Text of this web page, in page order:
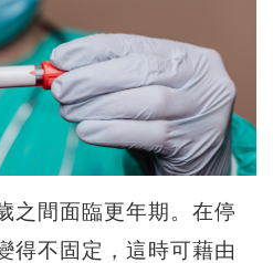
之間面臨更年期。在停
得不固定，這時可藉由